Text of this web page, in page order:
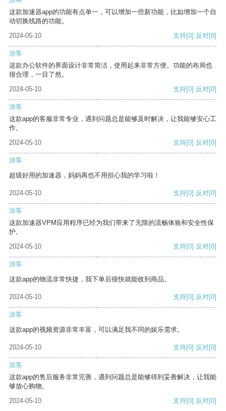
这款加速器app的功能有点单一，可以增加一些新功能，比如增加一个自
动切换线路的功能。
2024-05-10
支持[0] 反对[0]
游客
这款办公软件的界面设计非常简洁，使用起来非常方便。功能的布局也
很合理，一目了然。
2024-05-10
支持[0] 反对[0]
游客
这款app的客服非常专业，遇到问题总是能够及时解决，让我能够安心工
作。
2024-05-10
支持[0] 反对[0]
游客
超级好用的加速器，妈妈再也不用担心我的学习啦！
2024-05-10 支持[0] 反对[0]
游客
这款加速器VPM应用程序已经为我们带来了无限的流畅体验和安全性保
护。
2024-05-10
支持[0] 反对[0]
游客
这款app的物流非常快捷，我下单后很快就能收到商品。
2024-05-10 支持[0] 反对[0]
游客
这款app的视频资源非常丰富，可以满足我不同的娱乐需求。
2024-05-10 支持[0] 反对[0]
游客
这款app的售后服务非常完善，遇到问题总是能够得到妥善解决，让我能
够放心购物。
2024-05-10
支持[0] 反对[0]